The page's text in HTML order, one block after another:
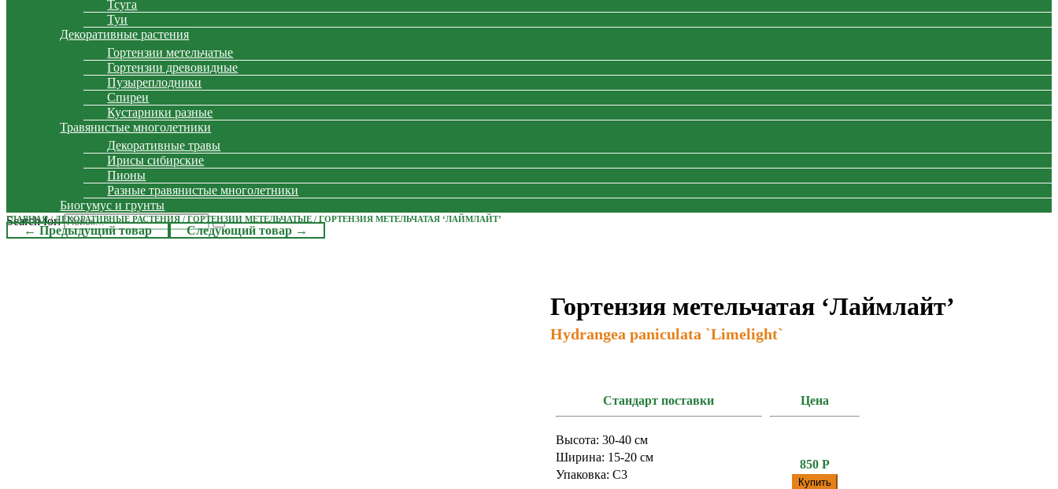
Тсуга
Туи
Декоративные растения
Гортензии метельчатые
Гортензии древовидные
Пузыреплодники
Спиреи
Кустарники разные
Травянистые многолетники
Декоративные травы
Ирисы сибирские
Пионы
Разные травянистые многолетники
Биогумус и грунты
Search for:
ГЛАВНАЯ/ДЕКОРАТИВНЫЕ РАСТЕНИЯ / ГОРТЕНЗИИ МЕТЕЛЬЧАТЫЕ / ГОРТЕНЗИЯ МЕТЕЛЬЧАТАЯ ‘ЛАЙМЛАЙТ’
← Предыдущий товар Следующий товар →
Гортензия метельчатая ‘Лаймлайт’
Hydrangea paniculata `Limelight`
Стандарт поставки Цена
Высота: 30-40 см
Ширина: 15-20 см
Упаковка: С3
850 Р
Купить